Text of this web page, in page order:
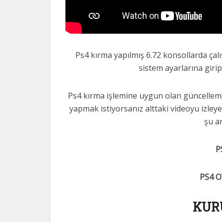
Ps4 kırma yapılmış 6.72 konsollarda
sistem ayarlarına
Ps4 kırma işlemine uygun olan
yapmak istiyorsanız alttaki videoyu
şu
PS4